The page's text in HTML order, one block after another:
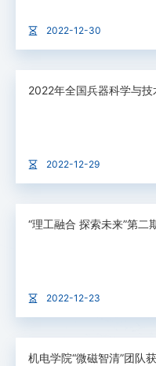
2022-12-30
2022年全国兵器科学与
2022-12-29
“理工融合 探索未来”第二
2022-12-23
机电学院“微磁智清”团队